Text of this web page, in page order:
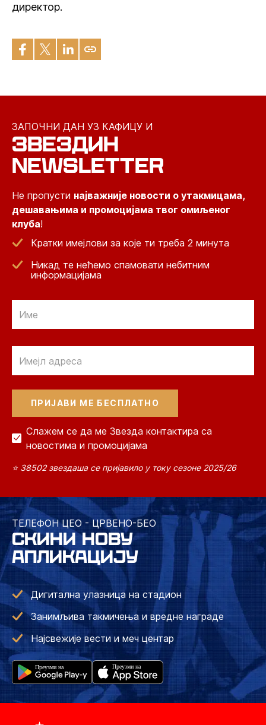
директор.
ЗАПОЧНИ ДАН УЗ КАФИЦУ И
ЗВЕЗДИН
NEWSLETTER
Не пропусти најважније новости о утакмицама,
дешавањима и промоцијама твог омиљеног
клуба!
Кратки имејлови за које ти треба 2 минута
Никад те нећемо спамовати небитним
информацијама
Слажем се да ме Звезда контактира са
новостима и промоцијама
⭐ 38502 звездаша се пријавило у току сезоне 2025/26
ТЕЛЕФОН ЦЕО - ЦРВЕНО-БЕО
СКИНИ НОВУ
АПЛИКАЦИЈУ
Дигитална улазница на стадион
Занимљива такмичења и вредне награде
Најсвежије вести и меч центар